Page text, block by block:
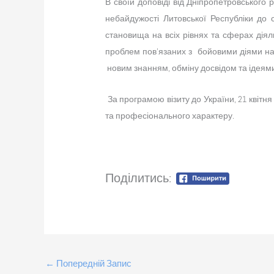
небайдужості Литовської Республіки до
становища на всіх рівнях та сферах
проблем пов’язаних з бойовими діями
новим знанням, обміну досвідом та
За програмою візиту до України, 21
та професіонального характеру.
Поділитись:
← Попередній Запис